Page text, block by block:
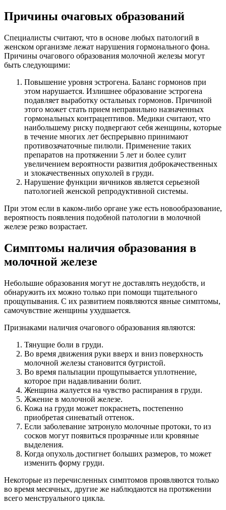
Причины очаговых образований
Специалисты считают, что в основе любых патологий в
женском организме лежат нарушения гормонального фона.
Причины очагового образования молочной железы могут
быть следующими:
Повышение уровня эстрогена. Баланс гормонов при
этом нарушается. Излишнее образование эстрогена
подавляет выработку остальных гормонов. Причиной
этого может стать прием неправильно назначенных
гормональных контрацептивов. Медики считают, что
наибольшему риску подвергают себя женщины, которые
в течение многих лет беспрерывно принимают
противозачаточные пилюли. Применение таких
препаратов на протяжении 5 лет и более сулит
увеличением вероятности развития доброкачественных
и злокачественных опухолей в груди.
Нарушение функции яичников является серьезной
патологией женской репродуктивной системы.
При этом если в каком-либо органе уже есть новообразование,
вероятность появления подобной патологии в молочной
железе резко возрастает.
Симптомы наличия образования в
молочной железе
Небольшие образования могут не доставлять неудобств, и
обнаружить их можно только при помощи тщательного
прощупывания. С их развитием появляются явные симптомы,
самочувствие женщины ухудшается.
Признаками наличия очагового образования являются:
Тянущие боли в груди.
Во время движения руки вверх и вниз поверхность
молочной железы становится бугристой.
Во время пальпации прощупывается уплотнение,
которое при надавливании болит.
Женщина жалуется на чувство распирания в груди.
Жжение в молочной железе.
Кожа на груди может покраснеть, постепенно
приобретая синеватый оттенок.
Если заболевание затронуло молочные протоки, то из
сосков могут появиться прозрачные или кровяные
выделения.
Когда опухоль достигнет больших размеров, то может
изменить форму груди.
Некоторые из перечисленных симптомов проявляются только
во время месячных, другие же наблюдаются на протяжении
всего менструального цикла.